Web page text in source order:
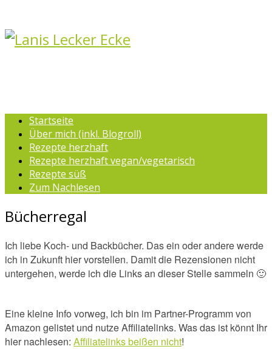
Startseite
Über mich (inkl. Blogroll)
Rezepte herzhaft
Rezepte herzhaft vegan/vegetarisch
Rezepte süß
Zum Nachlesen
Bücherregal
Ich liebe Koch- und Backbücher. Das ein oder andere werde
ich in Zukunft hier vorstellen. Damit die Rezensionen nicht
untergehen, werde ich die Links an dieser Stelle sammeln 🙂
Eine kleine Info vorweg, ich bin im Partner-Programm von
Amazon gelistet und nutze Affiliatelinks. Was das ist könnt Ihr
hier nachlesen: Affiliatelinks beißen nicht!